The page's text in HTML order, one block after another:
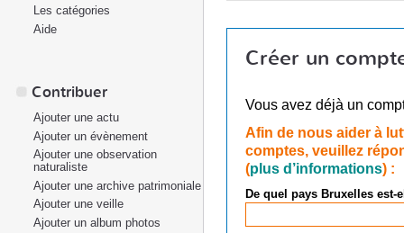
Créer un
Vous avez déjà un
Afin de nous aider à
comptes, veuillez
(plus d’informations) :
De quel pays Bruxelles
Les catégories
Aide
Contribuer
Ajouter une actu
Ajouter un évènement
Ajouter une observation
naturaliste
Ajouter une archive patrimoniale
Ajouter une veille
Ajouter un album photos